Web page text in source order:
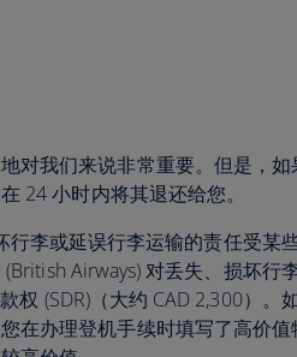
对我们来说非常重要。但是，
24 小时内将其退还给您。
行李或延误行李运输的责任受某
Airways) 对丢失、损坏行
权 (SDR)（大约 CAD 2,300）。
在办理登机手续时填写了高价